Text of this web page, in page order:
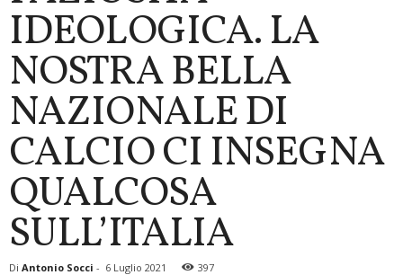
IDEOLOGICA. LA
NOSTRA BELLA
NAZIONALE DI
CALCIO CI INSEGNA
QUALCOSA
SULL’ITALIA
Di Antonio Socci - 6 Luglio 2021 397